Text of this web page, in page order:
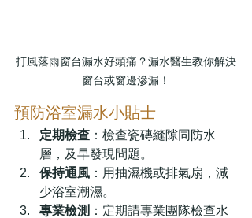
打風落雨窗台漏水好頭痛？漏水醫生教你解決
窗台或窗邊滲漏！
預防浴室漏水小貼士
定期檢查 ：檢查瓷磚縫隙同防水
層，及早發現問題。
保持通風 ：用抽濕機或排氣扇，減
少浴室潮濕。
專業檢測 ：定期請專業團隊檢查水